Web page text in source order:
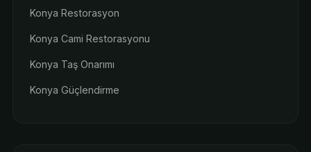
Konya Restorasyon
Konya Cami Restorasyonu
Konya Taş Onarımı
Konya Güçlendirme